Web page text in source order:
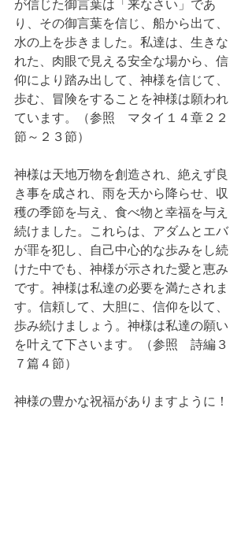
が信じた御言葉は「来なさい」であ
り、その御言葉を信じ、船から出て、
水の上を歩きました。私達は、生きな
れた、肉眼で見える安全な場から、信
仰により踏み出して、神様を信じて、
歩む、冒険をすることを神様は願われ
ています。（参照　マタイ１４章２２
節～２３節）
神様は天地万物を創造され、絶えず良
き事を成され、雨を天から降らせ、収
穫の季節を与え、食べ物と幸福を与え
続けました。これらは、アダムとエバ
が罪を犯し、自己中心的な歩みをし続
けた中でも、神様が示された愛と恵み
です。神様は私達の必要を満たされま
す。信頼して、大胆に、信仰を以て、
歩み続けましょう。神様は私達の願い
を叶えて下さいます。（参照　詩編３
７篇４節）
神様の豊かな祝福がありますように！